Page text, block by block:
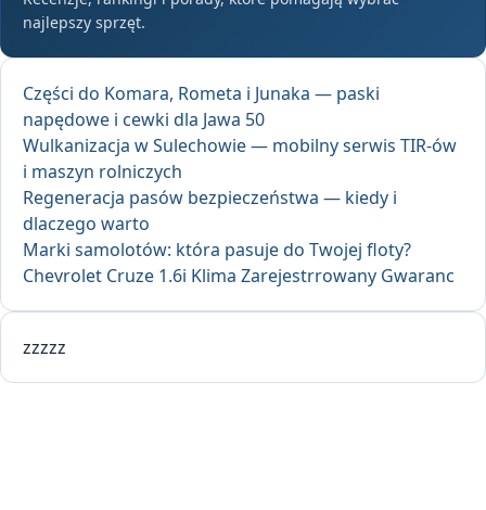
najlepszy sprzęt.
Części do Komara, Rometa i Junaka — paski
napędowe i cewki dla Jawa 50
Wulkanizacja w Sulechowie — mobilny serwis TIR-ów
i maszyn rolniczych
Regeneracja pasów bezpieczeństwa — kiedy i
dlaczego warto
Marki samolotów: która pasuje do Twojej floty?
Chevrolet Cruze 1.6i Klima Zarejestrrowany Gwaranc
zzzzz